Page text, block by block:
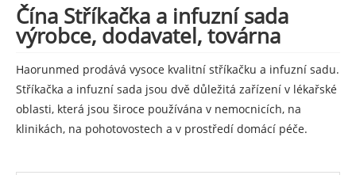
Čína Stříkačka a infuzní sada
výrobce, dodavatel, továrna
Haorunmed prodává vysoce kvalitní stříkačku a infuzní sadu.
Stříkačka a infuzní sada jsou dvě důležitá zařízení v lékařské
oblasti, která jsou široce používána v nemocnicích, na
klinikách, na pohotovostech a v prostředí domácí péče.